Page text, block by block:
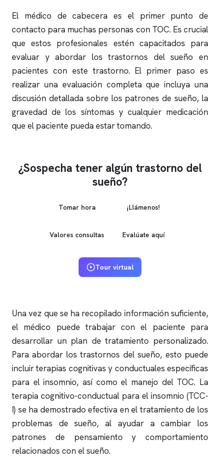
El médico de cabecera es el primer punto de
contacto para muchas personas con TOC. Es crucial
que estos profesionales estén capacitados para
evaluar y abordar los trastornos del sueño en
pacientes con este trastorno. El primer paso es
realizar una evaluación completa que incluya una
discusión detallada sobre los patrones de sueño, la
gravedad de los síntomas y cualquier medicación
que el paciente pueda estar tomando.
¿Sospecha tener algún trastorno del
sueño?
Tomar hora ¡Llámenos!
Valores consultas Evalúate aquí
Tour virtual
Una vez que se ha recopilado información suficiente,
el médico puede trabajar con el paciente para
desarrollar un plan de tratamiento personalizado.
Para abordar los trastornos del sueño, esto puede
incluir terapias cognitivas y conductuales específicas
para elinsomnio, así como el manejo del TOC. La
terapia cognitivo-conductual para el insomnio (TCC-
I) se ha demostrado efectiva en el tratamiento de los
problemas de sueño, al ayudar a cambiar los
patrones de pensamiento y comportamiento
relacionados con el sueño.